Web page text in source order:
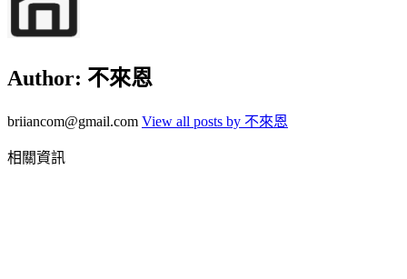
Author: 不來恩
briiancom@gmail.com View all posts by 不來恩
相關資訊